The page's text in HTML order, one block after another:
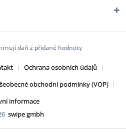
daň z přidané hodnoty
Ochrana osobních údajů
obchodní podmínky (VOP)
informace
swipe gmbh